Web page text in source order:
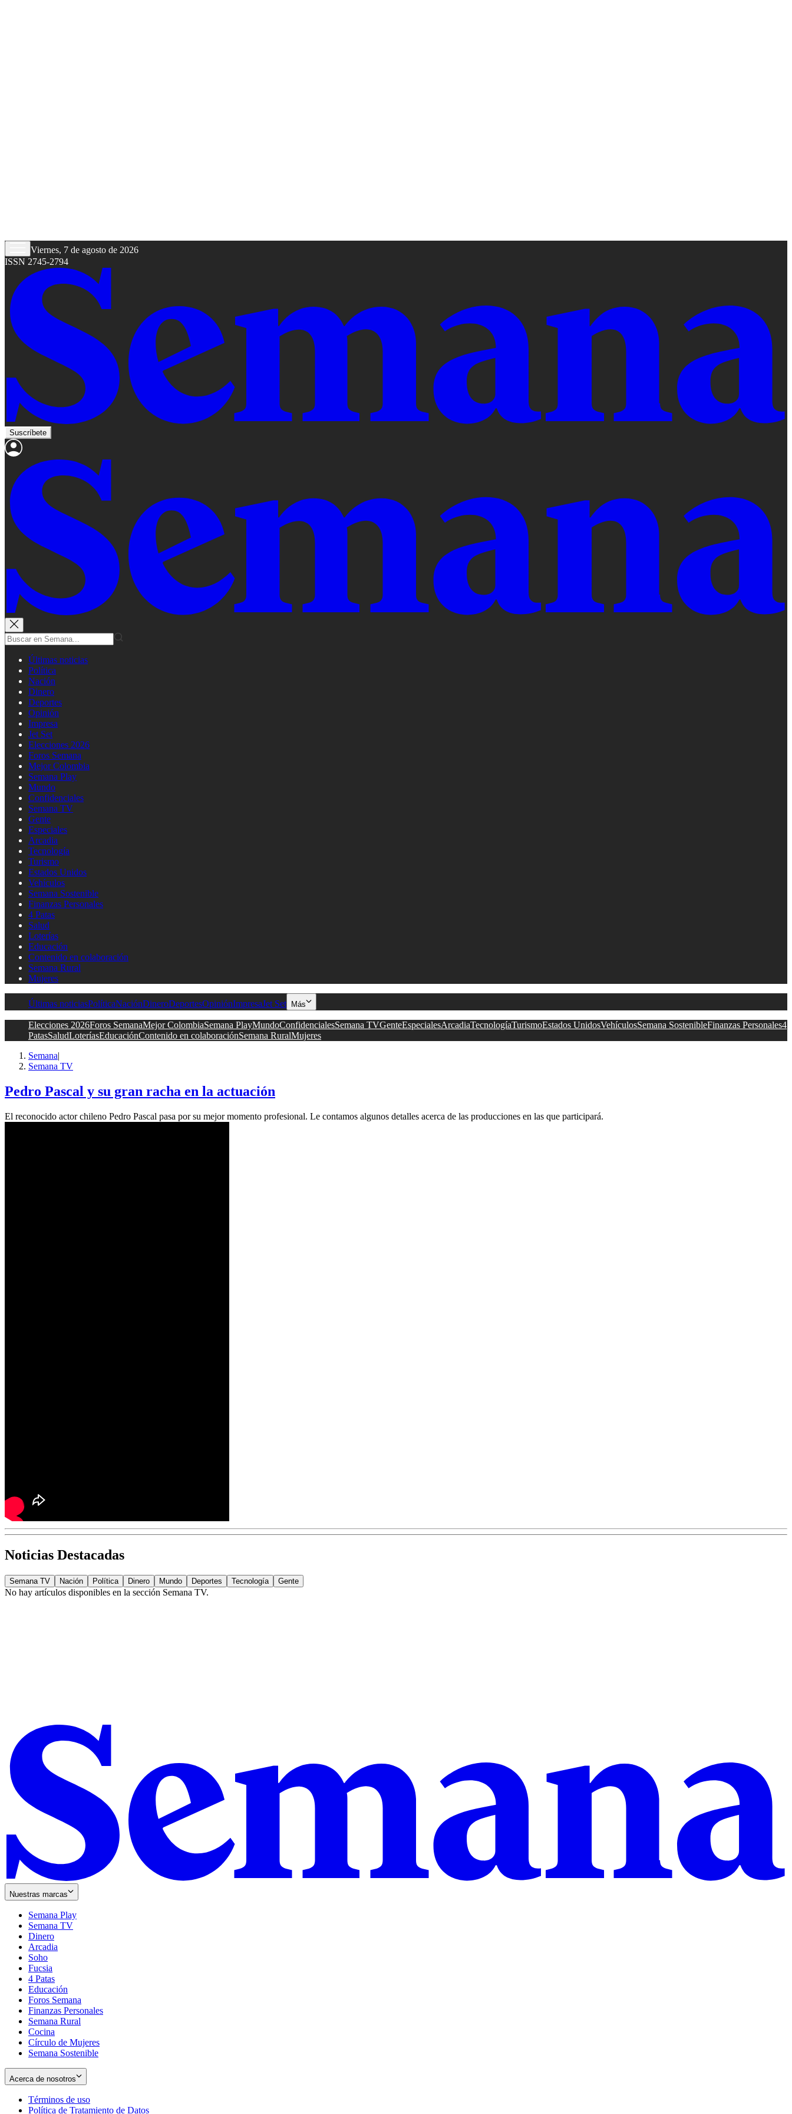
Viernes, 7 de agosto de 2026
ISSN 2745-2794
Suscríbete
Últimas noticias
Política
Nación
Dinero
Deportes
Opinión
Impresa
Jet Set
Elecciones 2026
Foros Semana
Mejor Colombia
Semana Play
Mundo
Confidenciales
Semana TV
Gente
Especiales
Arcadia
Tecnología
Turismo
Estados Unidos
Vehículos
Semana Sostenible
Finanzas Personales
4 Patas
Salud
Loterías
Educación
Contenido en colaboración
Semana Rural
Mujeres
Últimas noticiasPolíticaNaciónDineroDeportesOpiniónImpresaJet Set Más
Elecciones 2026Foros SemanaMejor ColombiaSemana PlayMundoConfidencialesSemana TVGenteEspecialesArcadiaTecnologíaTurismoEstados UnidosVehículosSemana SostenibleFinanzas Personales4
PatasSaludLoteríasEducaciónContenido en colaboraciónSemana RuralMujeres
Semana|
Semana TV
Pedro Pascal y su gran racha en la actuación
El reconocido actor chileno Pedro Pascal pasa por su mejor momento profesional. Le contamos algunos detalles acerca de las producciones en las que participará.
Noticias Destacadas
Semana TV Nación Política Dinero Mundo Deportes Tecnología Gente
No hay artículos disponibles en la sección Semana TV.
Nuestras marcas
Semana Play
Semana TV
Dinero
Arcadia
Soho
in
new
window
Fucsia
in
new
window
4 Patas
Educación
Foros Semana
Finanzas Personales
Semana Rural
Cocina
Círculo de Mujeres
Semana Sostenible
Acerca de nosotros
Términos de uso
in
Política de Tratamiento de Datos